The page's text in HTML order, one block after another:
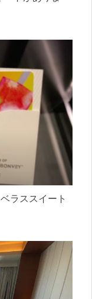
ラススイート